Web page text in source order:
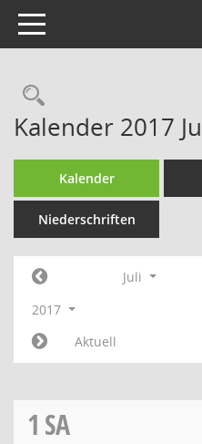
Toggle navigation
Kalender 2017
Kalender
Niederschriften
Juli
2017
Aktuell
1 SA